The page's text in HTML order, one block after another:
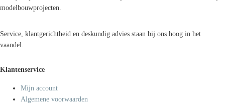
modelbouwprojecten.
Service, klantgerichtheid en deskundig advies staan bij ons hoog in het
vaandel.
Klantenservice
Mijn account
Algemene voorwaarden